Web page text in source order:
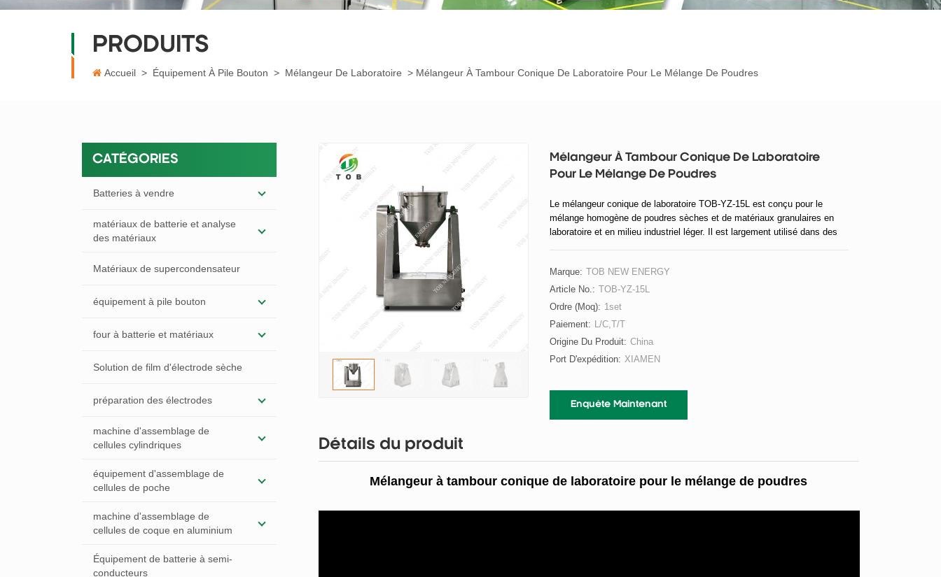
PRODUITS
Accueil > Équipement À Pile Bouton > Mélangeur De Laboratoire > Mélangeur À Tambour Conique De Laboratoire Pour Le Mélange De Poudres
CATÉGORIES
Batteries à vendre
matériaux de batterie et analyse
des matériaux
Matériaux de supercondensateur
équipement à pile bouton
four à batterie et matériaux
Solution de film d'électrode sèche
préparation des électrodes
machine d'assemblage de
cellules cylindriques
équipement d'assemblage de
cellules de poche
machine d'assemblage de
cellules de coque en aluminium
Équipement de batterie à semi-
conducteurs
Mélangeur À Tambour Conique De Laboratoire
Pour Le Mélange De Poudres
Le mélangeur conique de laboratoire TOB-YZ-15L est conçu pour le
mélange homogène de poudres sèches et de matériaux granulaires en
laboratoire et en milieu industriel léger. Il est largement utilisé dans des
Marque: TOB NEW ENERGY
Article No.: TOB-YZ-15L
Ordre (moq): 1set
Paiement: L/C,T/T
Origine Du Produit: China
Port D'expédition: XIAMEN
Enquête Maintenant
Détails du produit
Mélangeur à tambour conique de laboratoire pour le mélange de poudres